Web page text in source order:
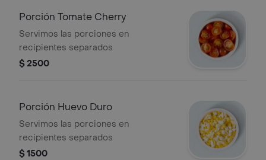
Porción Tomate Cherry
Servimos las porciones en
recipientes separados
$ 2500
Porción Huevo Duro
Servimos las porciones en
recipientes separados
$ 1500